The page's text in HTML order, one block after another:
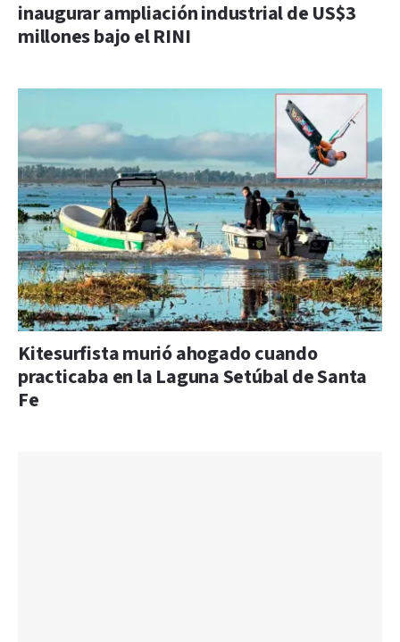
inaugurar ampliación industrial de US$3
millones bajo el RINI
Kitesurfista murió ahogado cuando
practicaba en la Laguna Setúbal de Santa
Fe